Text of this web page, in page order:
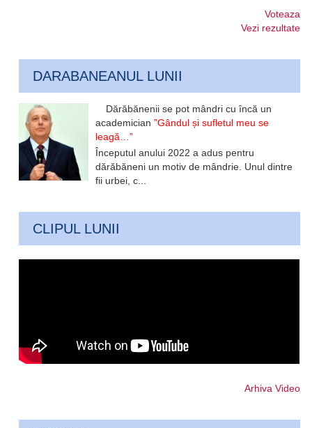
Voteaza
Vezi rezultate
DARABANEANUL LUNII
Dărăbănenii se pot mândri cu încă un
academician”Gândul și sufletul meu se
leagă…”
Începutul anului 2022 a adus pentru
dărăbăneni un motiv de mândrie. Unul dintre
fii urbei, c...
CLIPUL LUNII
Arhiva Video